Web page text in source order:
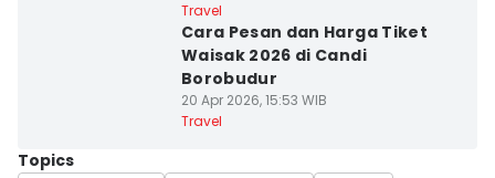
Travel
Cara Pesan dan Harga Tiket
Waisak 2026 di Candi
Borobudur
20 Apr 2026, 15:53 WIB
Travel
Topics